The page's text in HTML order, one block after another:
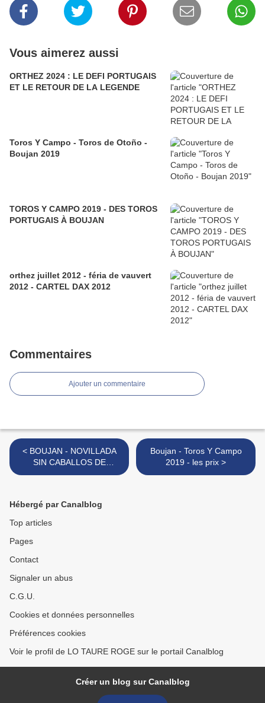
Vous aimerez aussi
ORTHEZ 2024 : LE DEFI PORTUGAIS
ET LE RETOUR DE LA LEGENDE
Toros Y Campo - Toros de Otoño -
Boujan 2019
TOROS Y CAMPO 2019 - DES TOROS
PORTUGAIS À BOUJAN
orthez juillet 2012 - féria de vauvert
2012 - CARTEL DAX 2012
Commentaires
Ajouter un commentaire
< BOUJAN - NOVILLADA
SIN CABALLOS DE
CONCHA Y SIERRA - 30
Boujan - Toros Y Campo
2019 - les prix >
Hébergé par Canalblog
Top articles
Pages
Contact
Signaler un abus
C.G.U.
Cookies et données personnelles
Préférences cookies
Voir le profil de LO TAURE ROGE sur le portail Canalblog
Créer un blog sur Canalblog